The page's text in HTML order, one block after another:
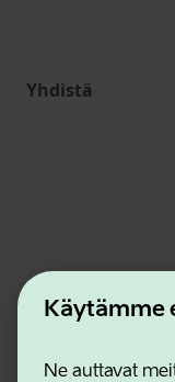
Käytämme
Ne auttavat
Yhdistä
Yhteystiedot